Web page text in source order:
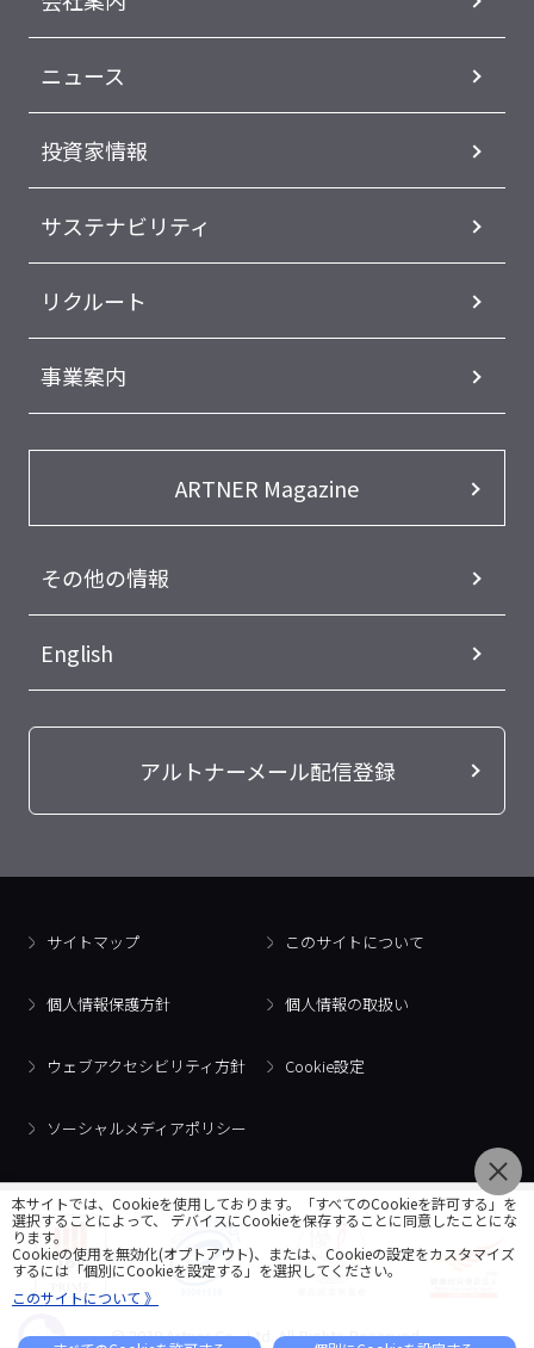
ニュース
投資家情報
サステナビリティ
リクルート
事業案内
ARTNER Magazine
その他の情報
English
アルトナーメール配信登録
サイトマップ このサイトについて
個人情報保護方針 個人情報の取扱い
ウェブアクセシビリティ方針 Cookie設定
ソーシャルメディアポリシー
© 2018 Artner Co., Ltd. All Rights Reserved.
本サイトでは、Cookieを使用しております。「すべてのCookieを許可する」を
選択することによって、 デバイスにCookieを保存することに同意したことにな
ります。
Cookieの使用を無効化(オプトアウト)、または、Cookieの設定をカスタマイズ
するには「個別にCookieを設定する」を選択してください。
このサイトについて 》